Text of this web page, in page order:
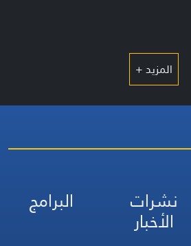
المزيد +
نشرات
الأخبار
البرامج